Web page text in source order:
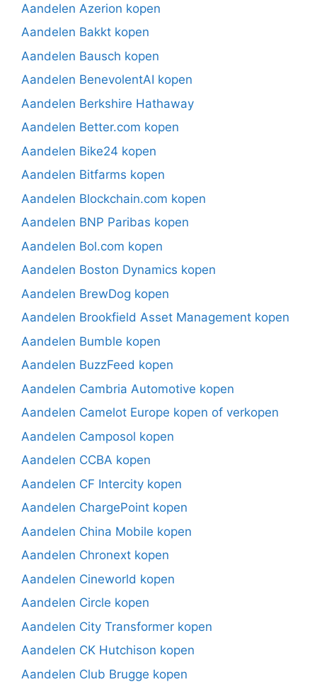
Aandelen Azerion kopen
Aandelen Bakkt kopen
Aandelen Bausch kopen
Aandelen BenevolentAI kopen
Aandelen Berkshire Hathaway
Aandelen Better.com kopen
Aandelen Bike24 kopen
Aandelen Bitfarms kopen
Aandelen Blockchain.com kopen
Aandelen BNP Paribas kopen
Aandelen Bol.com kopen
Aandelen Boston Dynamics kopen
Aandelen BrewDog kopen
Aandelen Brookfield Asset Management kopen
Aandelen Bumble kopen
Aandelen BuzzFeed kopen
Aandelen Cambria Automotive kopen
Aandelen Camelot Europe kopen of verkopen
Aandelen Camposol kopen
Aandelen CCBA kopen
Aandelen CF Intercity kopen
Aandelen ChargePoint kopen
Aandelen China Mobile kopen
Aandelen Chronext kopen
Aandelen Cineworld kopen
Aandelen Circle kopen
Aandelen City Transformer kopen
Aandelen CK Hutchison kopen
Aandelen Club Brugge kopen